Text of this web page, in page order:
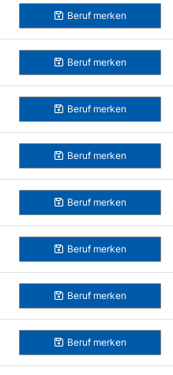
Beruf merken
Beruf merken
Beruf merken
Beruf merken
Beruf merken
Beruf merken
Beruf merken
Beruf merken